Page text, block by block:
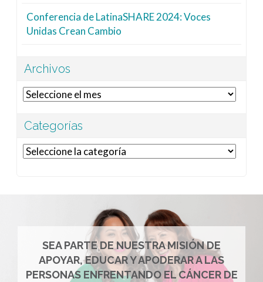
Conferencia de LatinaSHARE 2024: Voces
Unidas Crean Cambio
Archivos
Archivos
Categorías
Categorías
SEA PARTE DE NUESTRA MISIÓN DE
APOYAR, EDUCAR Y APODERAR A LAS
PERSONAS ENFRENTANDO EL CÁNCER DE